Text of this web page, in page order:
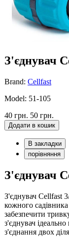
З'єднувач
Brand: Cellfast
Model: 51-105
40 грн. 50 грн.
Додати в кошик
В закладки
порівняння
З'єднувач
З'єднувач Cellfast
кожного
забезпечити
з'єднувач
з'єднання двох